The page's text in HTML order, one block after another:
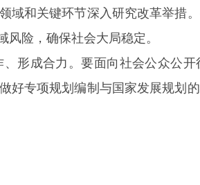
和关键环节深入研究改革举措
险，确保社会大局稳定。
形成合力。要面向社会公众公
好专项规划编制与国家发展规划